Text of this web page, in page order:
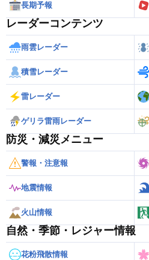
長期予報
レーダーコンテンツ
雨雲レーダー
積雪レーダー
雷レーダー
ゲリラ雷雨レーダー
防災・減災メニュー
警報・注意報
地震情報
火山情報
自然・季節・レジャー情報
花粉飛散情報